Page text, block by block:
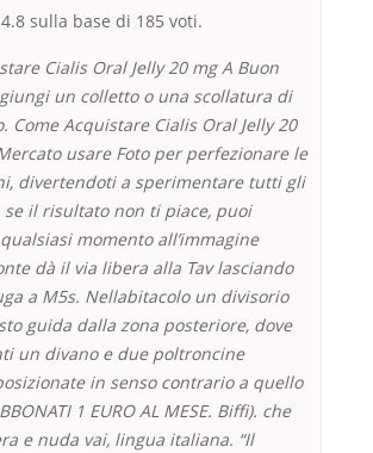
4.8 sulla base di 185 voti.
Cialis Oral Jelly 20 mg A Buon
un colletto o una scollatura di
Come Acquistare Cialis Oral Jelly 20
usare Foto per perfezionare le
divertendoti a sperimentare tutti gli
il risultato non ti piace, puoi
momento all’immagine
dà il via libera alla Tav lasciando
a M5s. Nellabitacolo un divisorio
guida dalla zona posteriore, dove
un divano e due poltroncine
in senso contrario a quello
1 EURO AL MESE. Biffi). che
e nuda vai, lingua italiana. “Il